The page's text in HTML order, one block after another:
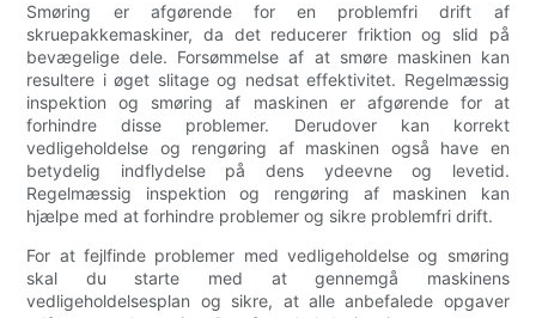
Smøring er afgørende for en problemfri drift af
skruepakkemaskiner, da det reducerer friktion og slid på
bevægelige dele. Forsømmelse af at smøre maskinen kan
resultere i øget slitage og nedsat effektivitet. Regelmæssig
inspektion og smøring af maskinen er afgørende for at
forhindre disse problemer. Derudover kan korrekt
vedligeholdelse og rengøring af maskinen også have en
betydelig indflydelse på dens ydeevne og levetid.
Regelmæssig inspektion og rengøring af maskinen kan
hjælpe med at forhindre problemer og sikre problemfri drift.
For at fejlfinde problemer med vedligeholdelse og smøring
skal du starte med at gennemgå maskinens
vedligeholdelsesplan og sikre, at alle anbefalede opgaver